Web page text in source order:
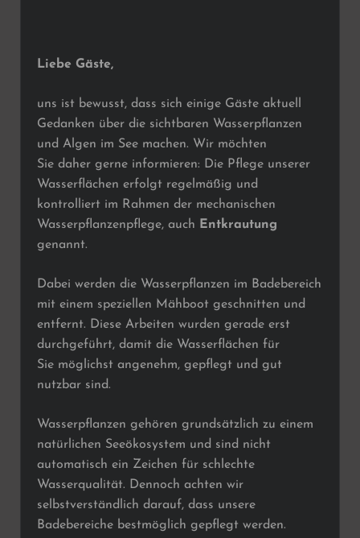
Liebe Gäste,
uns ist bewusst, dass sich einige Gäste aktuell
Gedanken über die sichtbaren Wasserpflanzen
und Algen im See machen. Wir möchten
Sie daher gerne informieren: Die Pflege unserer
Wasserflächen erfolgt regelmäßig und
kontrolliert im Rahmen der mechanischen
Wasserpflanzenpflege, auch
Entkrautung
genannt.
Dabei werden die Wasserpflanzen im Badebereich
mit einem speziellen Mähboot geschnitten und
entfernt. Diese Arbeiten wurden gerade erst
durchgeführt, damit die Wasserflächen für
Sie möglichst angenehm, gepflegt und gut
nutzbar sind.
Wasserpflanzen gehören grundsätzlich zu einem
natürlichen Seeökosystem und sind nicht
automatisch ein Zeichen für schlechte
Wasserqualität. Dennoch achten wir
selbstverständlich darauf, dass unsere
Badebereiche bestmöglich gepflegt werden.